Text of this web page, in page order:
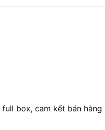
box, cam kết bán